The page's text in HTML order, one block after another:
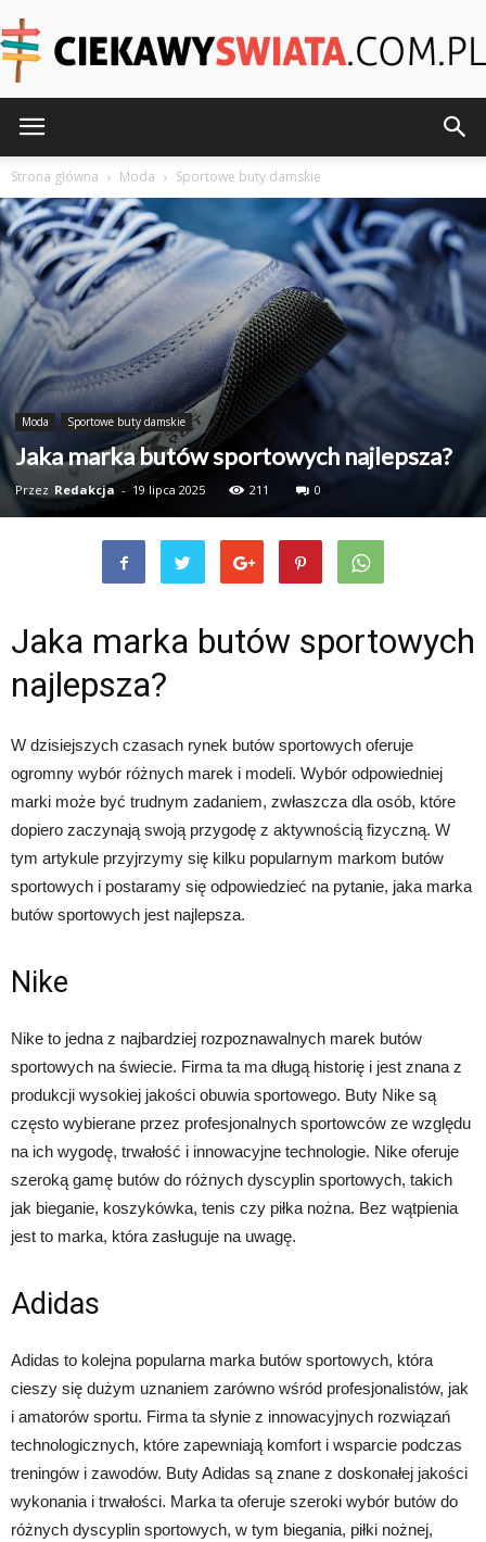
Strona główna Moda Sportowe buty damskie
Moda Sportowe buty damskie
Jaka marka butów sportowych najlepsza?
Przez Redakcja - 19 lipca 2025 211 0
Jaka marka butów sportowych
najlepsza?
W dzisiejszych czasach rynek butów sportowych oferuje
ogromny wybór różnych marek i modeli. Wybór odpowiedniej
marki może być trudnym zadaniem, zwłaszcza dla osób, które
dopiero zaczynają swoją przygodę z aktywnością fizyczną. W
tym artykule przyjrzymy się kilku popularnym markom butów
sportowych i postaramy się odpowiedzieć na pytanie, jaka marka
butów sportowych jest najlepsza.
Nike
Nike to jedna z najbardziej rozpoznawalnych marek butów
sportowych na świecie. Firma ta ma długą historię i jest znana z
produkcji wysokiej jakości obuwia sportowego. Buty Nike są
często wybierane przez profesjonalnych sportowców ze względu
na ich wygodę, trwałość i innowacyjne technologie. Nike oferuje
szeroką gamę butów do różnych dyscyplin sportowych, takich
jak bieganie, koszykówka, tenis czy piłka nożna. Bez wątpienia
jest to marka, która zasługuje na uwagę.
Adidas
Adidas to kolejna popularna marka butów sportowych, która
cieszy się dużym uznaniem zarówno wśród profesjonalistów, jak
i amatorów sportu. Firma ta słynie z innowacyjnych rozwiązań
technologicznych, które zapewniają komfort i wsparcie podczas
treningów i zawodów. Buty Adidas są znane z doskonałej jakości
wykonania i trwałości. Marka ta oferuje szeroki wybór butów do
różnych dyscyplin sportowych, w tym biegania, piłki nożnej,